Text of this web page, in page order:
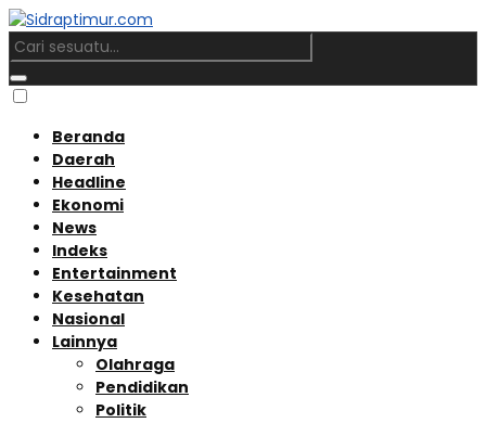
Beranda
Daerah
Headline
Ekonomi
News
Indeks
Entertainment
Kesehatan
Nasional
Lainnya
Olahraga
Pendidikan
Politik